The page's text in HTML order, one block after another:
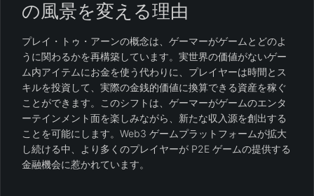
の風景を変える理由
プレイ・トゥ・アーンの概念は、ゲーマーがゲームとどのよ
うに関わるかを再構築しています。実世界の価値がないゲー
ム内アイテムにお金を使う代わりに、プレイヤーは時間とス
キルを投資して、実際の金銭的価値に換算できる資産を稼ぐ
ことができます。このシフトは、ゲーマーがゲームのエンタ
ーテインメント面を楽しみながら、新たな収入源を創出する
ことを可能にします。Web3 ゲームプラットフォームが拡大
し続ける中、より多くのプレイヤーが P2E ゲームの提供する
金融機会に惹かれています。